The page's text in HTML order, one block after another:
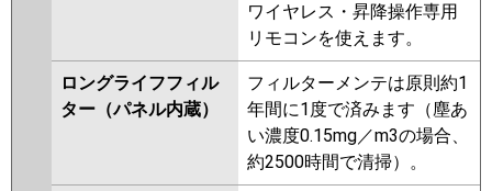
ワイヤレス・昇降操作専用
リモコンを使えます。
ロングライフフィル
ター（パネル内蔵）
フィルターメンテは原則約1
年間に1度で済みます（塵あ
い濃度0.15mg／m3の場合、
約2500時間で清掃）。